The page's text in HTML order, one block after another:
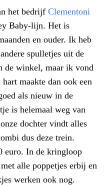
het bedrijf Clementoni
Baby-lijn. Het is
en ouder. Ik heb
spulletjes uit de
de winkel, maar ik vond
maakte dan ook een
als nieuw in de
is helemaal weg van
dochter vindt alles
dus deze trein.
euro. In de kringloop
alle poppetjes erbij en
werken ook nog.